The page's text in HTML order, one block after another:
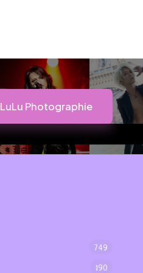
LuLu Photographie
749
190